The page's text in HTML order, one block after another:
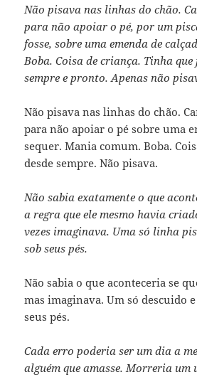
Não pisava nas linhas do chão.
para não apoiar o pé, por um
fosse, sobre uma emenda de
Boba. Coisa de criança. Tinha que
sempre e pronto. Apenas não
Não pisava nas linhas do chão.
para não apoiar o pé sobre uma
sequer. Mania comum. Boba.
desde sempre. Não pisava.
Não sabia exatamente o que
a regra que ele mesmo havia
vezes imaginava. Uma só linha
sob seus pés.
Não sabia o que aconteceria se
mas imaginava. Um só descuido
seus pés.
Cada erro poderia ser um dia a
alguém que amasse. Morreria um